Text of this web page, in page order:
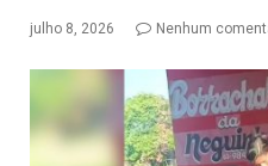
julho 8, 2026 Nenhum